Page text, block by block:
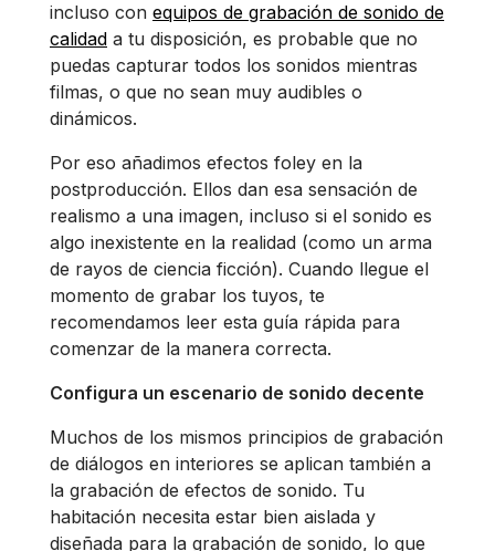
incluso con equipos de grabación de sonido de
calidad a tu disposición, es probable que no
puedas capturar todos los sonidos mientras
filmas, o que no sean muy audibles o
dinámicos.
Por eso añadimos efectos foley en la
postproducción. Ellos dan esa sensación de
realismo a una imagen, incluso si el sonido es
algo inexistente en la realidad (como un arma
de rayos de ciencia ficción). Cuando llegue el
momento de grabar los tuyos, te
recomendamos leer esta guía rápida para
comenzar de la manera correcta.
Configura un escenario de sonido decente
Muchos de los mismos principios de grabación
de diálogos en interiores se aplican también a
la grabación de efectos de sonido. Tu
habitación necesita estar bien aislada y
diseñada para la grabación de sonido, lo que